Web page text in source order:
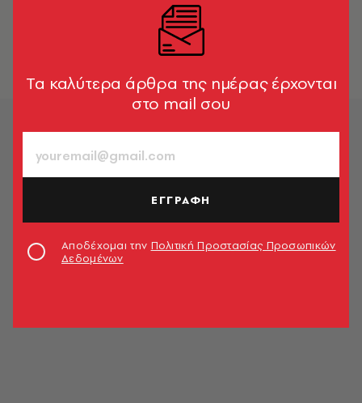
Tα καλύτερα άρθρα της ημέρας έρχονται
στο mail σου
ΕΓΓΡΑΦΗ
Αποδέχομαι την Πολιτική Προστασίας Προσωπικών
Δεδομένων